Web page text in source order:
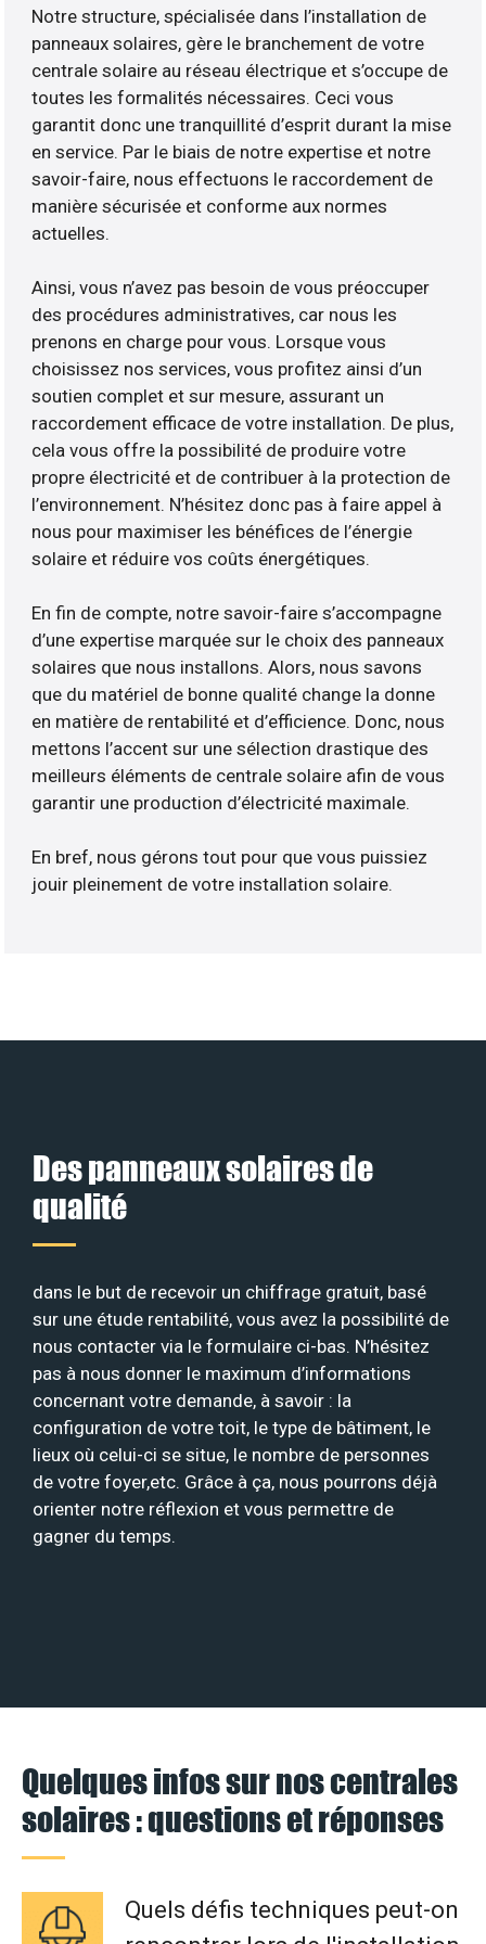
Notre structure, spécialisée dans l’installation de
panneaux solaires, gère le branchement de votre
centrale solaire au réseau électrique et s’occupe de
toutes les formalités nécessaires. Ceci vous
garantit donc une tranquillité d’esprit durant la mise
en service. Par le biais de notre expertise et notre
savoir-faire, nous effectuons le raccordement de
manière sécurisée et conforme aux normes
actuelles.
Ainsi, vous n’avez pas besoin de vous préoccuper
des procédures administratives, car nous les
prenons en charge pour vous. Lorsque vous
choisissez nos services, vous profitez ainsi d’un
soutien complet et sur mesure, assurant un
raccordement efficace de votre installation. De plus,
cela vous offre la possibilité de produire votre
propre électricité et de contribuer à la protection de
l’environnement. N’hésitez donc pas à faire appel à
nous pour maximiser les bénéfices de l’énergie
solaire et réduire vos coûts énergétiques.
En fin de compte, notre savoir-faire s’accompagne
d’une expertise marquée sur le choix des panneaux
solaires que nous installons. Alors, nous savons
que du matériel de bonne qualité change la donne
en matière de rentabilité et d’efficience. Donc, nous
mettons l’accent sur une sélection drastique des
meilleurs éléments de centrale solaire afin de vous
garantir une production d’électricité maximale.
En bref, nous gérons tout pour que vous puissiez
jouir pleinement de votre installation solaire.
Des panneaux solaires de
qualité
dans le but de recevoir un chiffrage gratuit, basé
sur une étude rentabilité, vous avez la possibilité de
nous contacter via le formulaire ci-bas. N’hésitez
pas à nous donner le maximum d’informations
concernant votre demande, à savoir : la
configuration de votre toit, le type de bâtiment, le
lieux où celui-ci se situe, le nombre de personnes
de votre foyer,etc. Grâce à ça, nous pourrons déjà
orienter notre réflexion et vous permettre de
gagner du temps.
Quelques infos sur nos centrales
solaires : questions et réponses
Quels défis techniques peut-on